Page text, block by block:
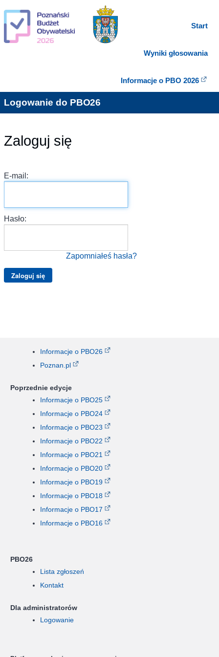
Start
Wyniki głosowania
Informacje o PBO 2026
Logowanie do PBO26
Zaloguj się
E-mail:
Hasło:
Zapomniałeś hasła?
Informacje o PBO26
Poznan.pl
Poprzednie edycje
Informacje o PBO25
Informacje o PBO24
Informacje o PBO23
Informacje o PBO22
Informacje o PBO21
Informacje o PBO20
Informacje o PBO19
Informacje o PBO18
Informacje o PBO17
Informacje o PBO16
PBO26
Lista zgłoszeń
Kontakt
Dla administratorów
Logowanie